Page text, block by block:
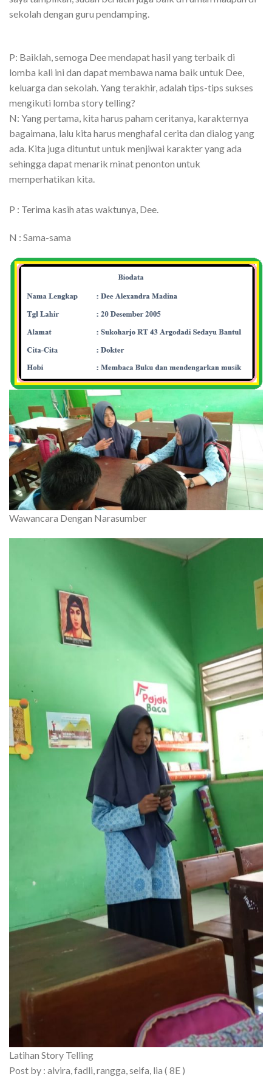
sekolah dengan guru pendamping.
P: Baiklah, semoga Dee mendapat hasil yang terbaik di
lomba kali ini dan dapat membawa nama baik untuk Dee,
keluarga dan sekolah. Yang terakhir, adalah tips-tips sukses
mengikuti lomba story telling?
N: Yang pertama, kita harus paham ceritanya, karakternya
bagaimana, lalu kita harus menghafal cerita dan dialog yang
ada. Kita juga dituntut untuk menjiwai karakter yang ada
sehingga dapat menarik minat penonton untuk
memperhatikan kita.
P : Terima kasih atas waktunya, Dee.
N : Sama-sama
Wawancara Dengan Narasumber
Latihan Story Telling
Post by : alvira, fadli, rangga, seifa, lia ( 8E )